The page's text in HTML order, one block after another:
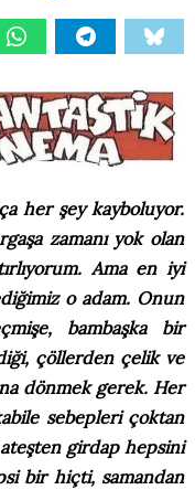
her şey kayboluyor.
zamanı yok olan
Ama en iyi
o adam. Onun
bambaşka bir
çöllerden çelik ve
dönmek gerek. Her
sebepleri çoktan
girdap hepsini
bir hiçti, samandan